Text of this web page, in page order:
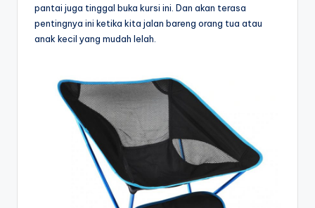
pantai juga tinggal buka kursi ini. Dan akan terasa
pentingnya ini ketika kita jalan bareng orang tua atau
anak kecil yang mudah lelah.